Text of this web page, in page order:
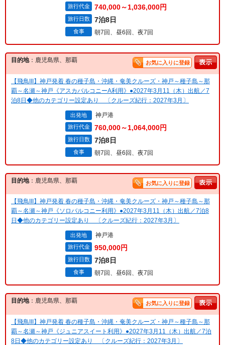
旅行代金 740,000～1,036,000円
旅行日数 7泊8日
食事 朝7回、昼6回、夜7回
目的地：鹿児島県、那覇 お気に入りに登録
【飛鳥III】神戸発着 春の種子島・沖縄・奄美クルーズ・神戸～種子島～那
覇～名瀬～神戸《アスカバルコニーA利用》●2027年3月11（木）出航／7
泊8日◆他のカテゴリー設定あり 〔クルーズ紀行：2027年3月〕
出発地 神戸港
旅行代金 760,000～1,064,000円
旅行日数 7泊8日
食事 朝7回、昼6回、夜7回
目的地：鹿児島県、那覇 お気に入りに登録
【飛鳥III】神戸発着 春の種子島・沖縄・奄美クルーズ・神戸～種子島～那
覇～名瀬～神戸《ソロバルコニー利用》●2027年3月11（木）出航／7泊8
日◆他のカテゴリー設定あり 〔クルーズ紀行：2027年3月〕
出発地 神戸港
旅行代金 950,000円
旅行日数 7泊8日
食事 朝7回、昼6回、夜7回
目的地：鹿児島県、那覇 お気に入りに登録
【飛鳥III】神戸発着 春の種子島・沖縄・奄美クルーズ・神戸～種子島～那
覇～名瀬～神戸《ジュニアスイート利用》●2027年3月11（木）出航／7泊
8日◆他のカテゴリー設定あり 〔クルーズ紀行：2027年3月〕